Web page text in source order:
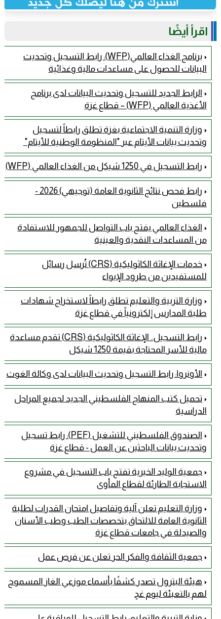
اقرأ أيضًا
برنامج الغذاء العالمي(WFP): رابط التسجيل وتحديث
البيانات للحصول على مساعدات مالية وغذائية
الرابط الجديد للتسجيل وتحديث البيانات لدى برنامج
الأغذية العالمي (WFP) – قطاع غزة
وزارة التنمية الاجتماعية بغزة تطلق رابطاً لتسجيل
وتحديث بيانات الأيتام عبر "المنظومة الوطنية للأيتام" ​
رابط التسجيل في 1250 شيكل من الغذاء العالمي (WFP)
رابط فحص نتائج الثانوية العامة (توجيهي) 2026 -
فلسطين
الغذاء العالمي يفتح باب التواصل للجمهور للاستفادة
من المساعدات النقدية والعينية
خدمات الإغاثة الكاثوليكية (CRS) تُرسل رسائل
للمستفيدين من طرود الإيواء
وزارة التربية والتعليم تطلق رابطاً لاستخراج شهادات
طلبة المدارس إلكترونياً في قطاع غزة
رابط التسجيل.. الإغاثة الكاثوليكية (CRS) تقدم مساعدة
مالية للأسر المحتاجة بقيمة 1250 شيكل
الأونروا: رابط التسجيل وتحديث البيانات لدى وكالة الغوث
تحميل كتب المنهاج الفلسطيني الجديد لجميع المراحل
الدراسية
الصندوق الفلسطيني للتشغيل (PEF): رابط تسجيل
وتحديث بيانات الباحثين عن العمل - قطاع غزة
جمعية الوليد الخيرية تفتح باب التسجيل في مشروع
الاستجابة الطارئة لقطاع المأوى
وزارة التعليم تعلن آلية وتفاصيل امتحان القدرات لطلبة
الثانوية العامة للالتحاق بتخصصات الطب وطب الأسنان
والصيدلة في جامعات قطاع غزة
جمعية الثقافة والفكر الحر تعلن عن فرص عمل
هيئة البترول تصدر كشفًا بأسماء موزعي الغاز المسموح
لهم بالتعبئة ليوم غدٍ